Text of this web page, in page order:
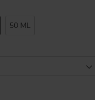
50 ML